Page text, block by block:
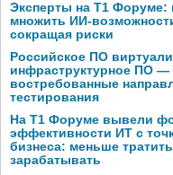
Эксперты на Т1 Форуме:
множить ИИ-
сокращая риски
Российское ПО
инфраструктурное ПО —
востребованные
тестирования
На Т1 Форуме вывели
эффективности ИТ с
бизнеса: меньше
зарабатывать